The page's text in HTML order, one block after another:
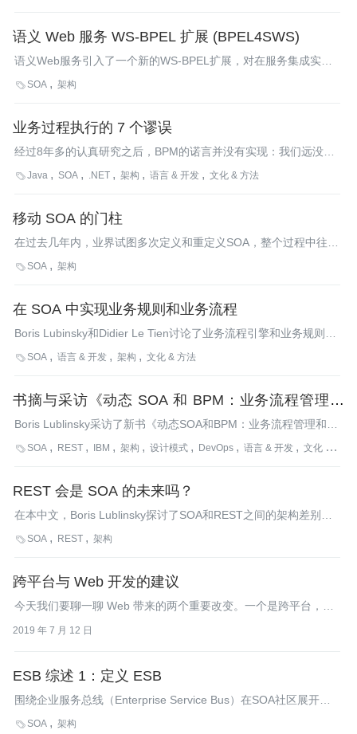
语义 Web 服务 WS-BPEL 扩展 (BPEL4SWS)
语义Web服务引入了一个新的WS-BPEL扩展，对在服务集成实现
中的语义服务发现和调用提供了支持。
SOA 架构
业务过程执行的 7 个谬误
经过8年多的认真研究之后，BPM的诺言并没有实现：我们远没有
能力使用业务分析师设计出的业务过程模型来创建完全可行的解决
整了SOA和BPM间的关系。
Java SOA .NET 架构 语言 & 开发 文化 & 方法
移动 SOA 的门柱
在过去几年内，业界试图多次定义和重定义SOA，整个过程中往往
自相矛盾。到底是SOA真的发生了大变化，还是这一切的发生只是
SOA 架构
在 SOA 中实现业务规则和业务流程
Boris Lubinsky和Didier Le Tien讨论了业务流程引擎和业务规则引
擎在各自关注的领域，以及何时在SOA中实现的区别，主要概括业
SOA 语言 & 开发 架构 文化 & 方法
书摘与采访《动态 SOA 和 BPM：业务流程管理和
SOA 敏捷的最佳实践》
Boris Lublinsky采访了新书《动态SOA和BPM：业务流程管理和
SOA敏捷的最佳实践》的作者Marc Fiammante，并为书中内容作
SOA REST IBM 架构 设计模式 DevOps 语言 & 开发 文化 & 方法
REST 会是 SOA 的未来吗？
在本中文，Boris Lublinsky探讨了SOA和REST之间的架构差别并
对使用REST机制实施SOA做了评估。
SOA REST 架构
跨平台与 Web 开发的建议
今天我们要聊一聊 Web 带来的两个重要改变。一个是跨平台，一
2019 年 7 月 12 日
ESB 综述 1：定义 ESB
围绕企业服务总线（Enterprise Service Bus）在SOA社区展开了
有益的争论。需要ESB吗？什么是ESB的最佳定义？ESB应该何时
SOA 架构